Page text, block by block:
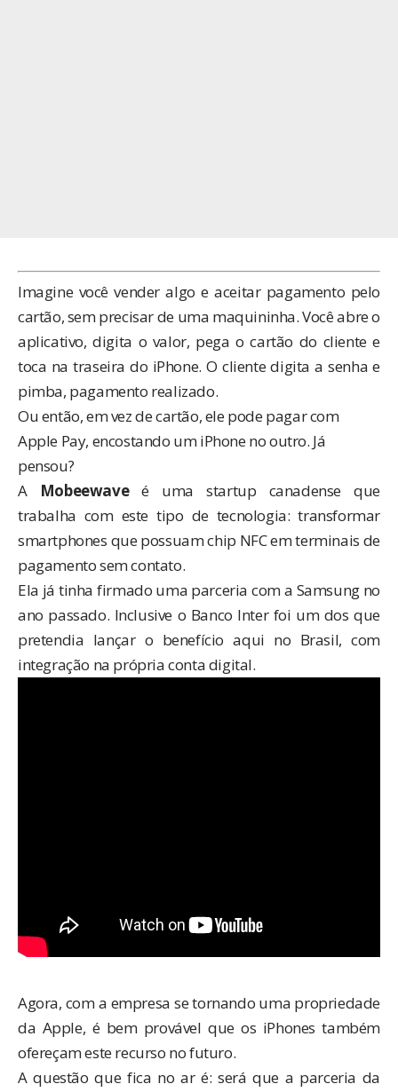
Imagine você vender algo e aceitar pagamento pelo
cartão, sem precisar de uma maquininha. Você abre o
aplicativo, digita o valor, pega o cartão do cliente e
toca na traseira do iPhone. O cliente digita a senha e
pimba, pagamento realizado.
Ou então, em vez de cartão, ele pode pagar com
Apple Pay, encostando um iPhone no outro. Já
pensou?
A Mobeewaveé uma startup canadense que
trabalha com este tipo de tecnologia: transformar
smartphones que possuam chip NFC em terminais de
pagamento sem contato.
Ela já tinha firmado uma parceria com a Samsung no
ano passado. Inclusive o Banco Inter foi um dos que
pretendia lançar o benefício aqui no Brasil, com
integração na própria conta digital.
Agora, com a empresa se tornando uma propriedade
da Apple, é bem provável que os iPhones também
ofereçam este recurso no futuro.
A questão que fica no ar é: será que a parceria da